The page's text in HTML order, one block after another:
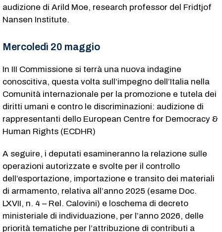
audizione di Arild Moe, research professor del Fridtjof
Nansen Institute.
Mercoledì 20 maggio
In III Commissione si terrà una nuova indagine
conoscitiva, questa volta sull’impegno dell’Italia nella
Comunità internazionale per la promozione e tutela dei
diritti umani e contro le discriminazioni: audizione di
rappresentanti dello European Centre for Democracy &
Human Rights (ECDHR)
A seguire, i deputati esamineranno la relazione sulle
operazioni autorizzate e svolte per il controllo
dell’esportazione, importazione e transito dei materiali
di armamento, relativa all’anno 2025 (esame Doc.
LXVII, n. 4 – Rel. Calovini) e loschema di decreto
ministeriale di individuazione, per l’anno 2026, delle
priorità tematiche per l’attribuzione di contributi a